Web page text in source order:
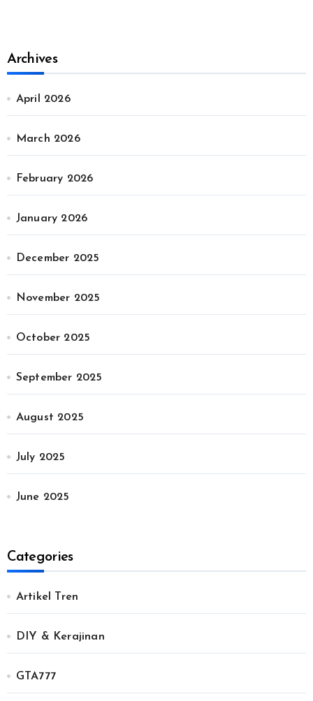
Archives
April 2026
March 2026
February 2026
January 2026
December 2025
November 2025
October 2025
September 2025
August 2025
July 2025
June 2025
Categories
Artikel Tren
DIY & Kerajinan
GTA777